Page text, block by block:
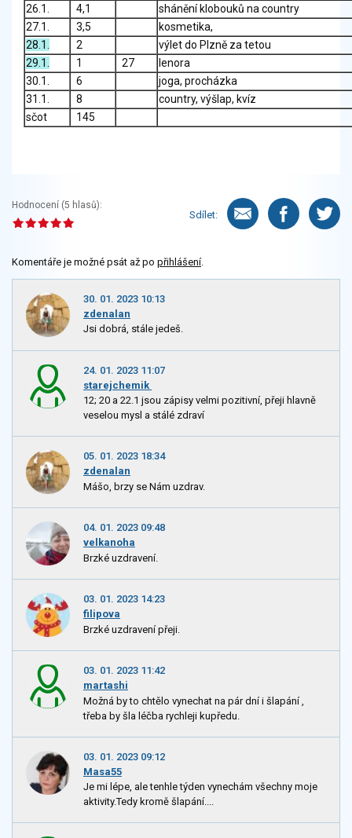
26.1.
4,1
shánění klobouků na country
27.1.
3,5
kosmetika,
28.1.
2
výlet do Plzně za tetou
29.1.
1 27
lenora
30.1.
6
joga, procházka
31.1.
8
country, výšlap, kvíz
sčot
145
Hodnocení (5 hlasů):
Sdílet:
Komentáře je možné psát až po přihlášení.
30. 01. 2023 10:13
zdenalan
Jsi dobrá, stále jedeš.
24. 01. 2023 11:07
starejchemik
12; 20 a 22.1 jsou zápisy velmi pozitivní, přeji hlavně
veselou mysl a stálé zdraví
05. 01. 2023 18:34
zdenalan
Mášo, brzy se Nám uzdrav.
04. 01. 2023 09:48
velkanoha
Brzké uzdravení.
03. 01. 2023 14:23
filipova
Brzké uzdravení přeji.
03. 01. 2023 11:42
martashi
Možná by to chtělo vynechat na pár dní i šlapání ,
třeba by šla léčba rychleji kupředu.
03. 01. 2023 09:12
Masa55
Je mi lépe, ale tenhle týden vynechám všechny moje
aktivity.Tedy kromě šlapání....